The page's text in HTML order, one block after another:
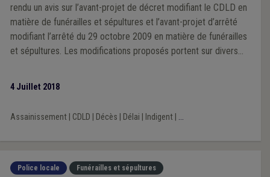
rendu un avis sur l’avant-projet de décret modifiant le CDLD en
matière de funérailles et sépultures et l’avant-projet d’arrêté
modifiant l’arrêté du 29 octobre 2009 en matière de funérailles
et sépultures. Les modifications proposés portent sur divers
4 Juillet 2018
Assainissement| CDLD Décès Délai Indigent| ...
Police locale Funérailles et sépultures